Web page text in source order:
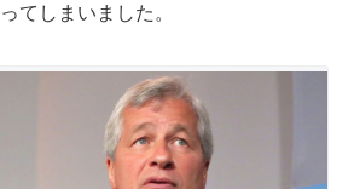
てしまいました。